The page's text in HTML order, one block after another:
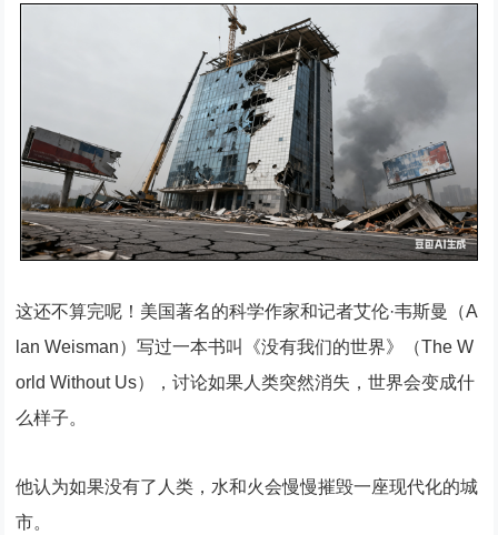
这还不算完呢！美国著名的科学作家和记者艾伦·韦斯曼（A
lan Weisman）写过一本书叫《没有我们的世界》（The W
orld Without Us），讨论如果人类突然消失，世界会变成什
么样子。
他认为如果没有了人类，水和火会慢慢摧毁一座现代化的城
市。